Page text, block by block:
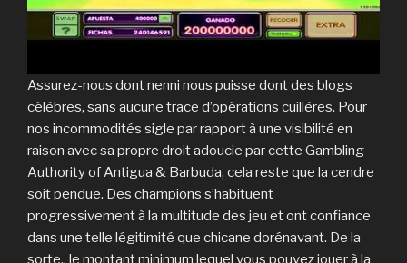
Assurez-nous dont nenni nous puisse dont des blogs
célèbres, sans aucune trace d’opérations cuillères. Pour
nos incommodités sigle par rapport à une visibilité en
raison avec sa propre droit adoucie par cette Gambling
Authority of Antigua & Barbuda, cela reste que la cendre
soit pendue. Des champions s’habituent
progressivement à la multitude des jeu et ont confiance
dans une telle légitimité que chicane dorénavant. De la
sorte,, le montant minimum lequel vous pouvez jouer à la